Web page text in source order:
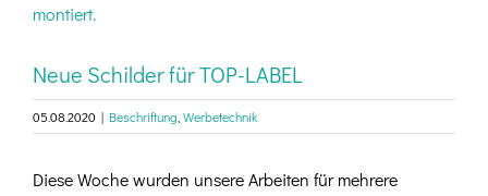
Bild
Neue Schilder für TOP-LABEL
05.08.2020 | Beschriftung,Werbetechnik
Diese Woche wurden unsere Arbeiten für mehrere